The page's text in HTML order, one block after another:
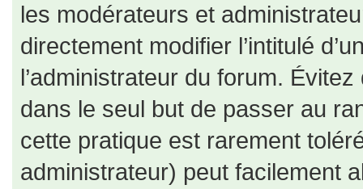
les modérateurs et
directement modifier l’intitulé
l’administrateur du forum.
dans le seul but de passer au
cette pratique est rarement
administrateur) peut facilement